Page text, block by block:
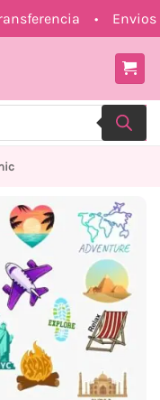
• Envios a